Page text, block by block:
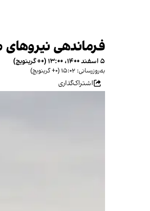
فرماندهی
۵ اسفند ۱۴۰۰، ۱۳:۰۰ (‎+۰ گرینویچ)
به‌روزرسانی: ۱۵:۰۲ (‎+۰ گرینویچ)
اشتراک‌گذاری